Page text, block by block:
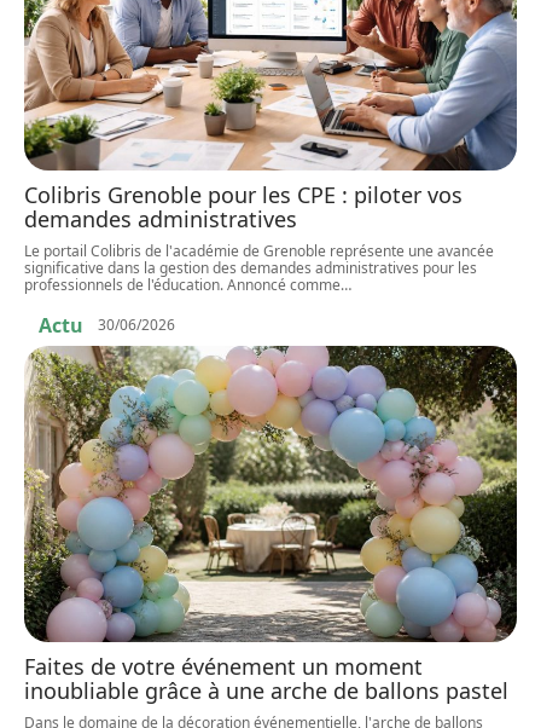
Colibris Grenoble pour les CPE : piloter vos
demandes administratives
Le portail Colibris de l'académie de Grenoble représente une avancée
significative dans la gestion des demandes administratives pour les
professionnels de l'éducation. Annoncé comme…
Actu 30/06/2026
Faites de votre événement un moment
inoubliable grâce à une arche de ballons pastel
Dans le domaine de la décoration événementielle, l'arche de ballons